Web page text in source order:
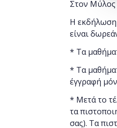
Στον
Η εκδήλωση
είναι
* Τα
* Τα
έγγραφή
* Μετά το
τα
σας). Τα